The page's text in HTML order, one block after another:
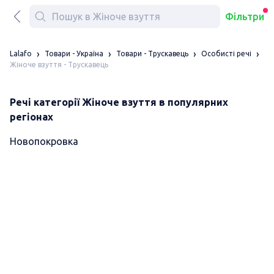
Фільтри
Lalafo Товари - Україна Товари - Трускавець
Особисті речі
Жіноче взуття - Трускавець
Речі категорії Жіноче взуття в популярних
регіонах
Новопокровка